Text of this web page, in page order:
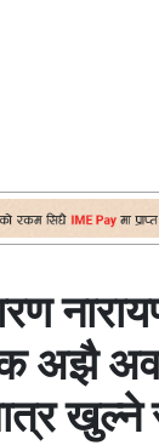
अझै
खुल्ने